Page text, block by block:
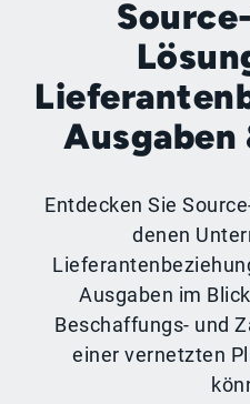
Ausgaben
Entdecken Sie
denen
Ausgaben im
Beschaffungs- und
einer vernetzten